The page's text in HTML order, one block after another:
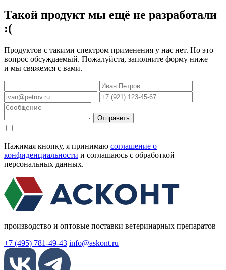
Такой продукт мы ещё не разработали
:(
Продуктов с такими спектром применения у нас нет. Но это
вопрос обсуждаемый. Пожалуйста, заполните форму ниже
и мы свяжемся с вами.
Отправить
Нажимая кнопку, я принимаю соглашение о
конфиденциальности и соглашаюсь с обработкой
персональных данных.
производство и оптовые поставки ветеринарных препаратов
+7 (495) 781-49-43 info@askont.ru